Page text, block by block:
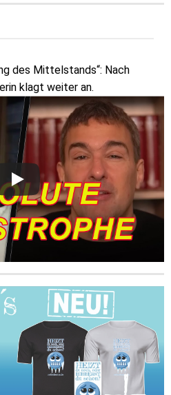
des Mittelstands“: Nach
klagt weiter an.